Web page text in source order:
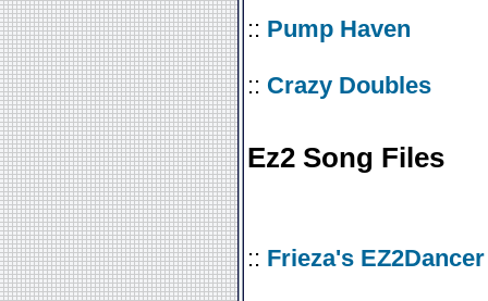
:: Pump Haven
:: Crazy Doubles
Ez2 Song Files
:: Frieza's